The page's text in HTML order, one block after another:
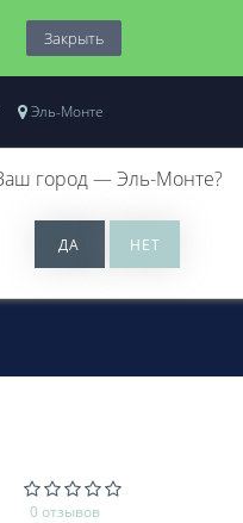
Закрыть
Эль-Монте
город —Эль-Монте?
0
0 отзывов